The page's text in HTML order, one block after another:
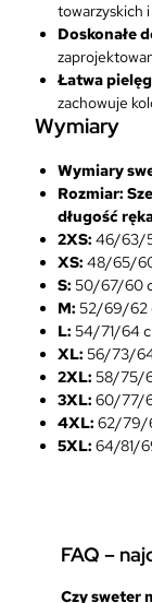
towarzyskich
Doskonałe
Łatwa
zachowuje
Wymiary
Wymiary
Rozmiar:
długość
2XS: 46/63/
XS: 48/65/
S: 50/67/60
M: 52/69/62
L: 54/71/64
XL: 56/73/
2XL: 58/75/
3XL: 60/77/
4XL: 62/79/
5XL: 64/81/
FAQ –
Czy sweter